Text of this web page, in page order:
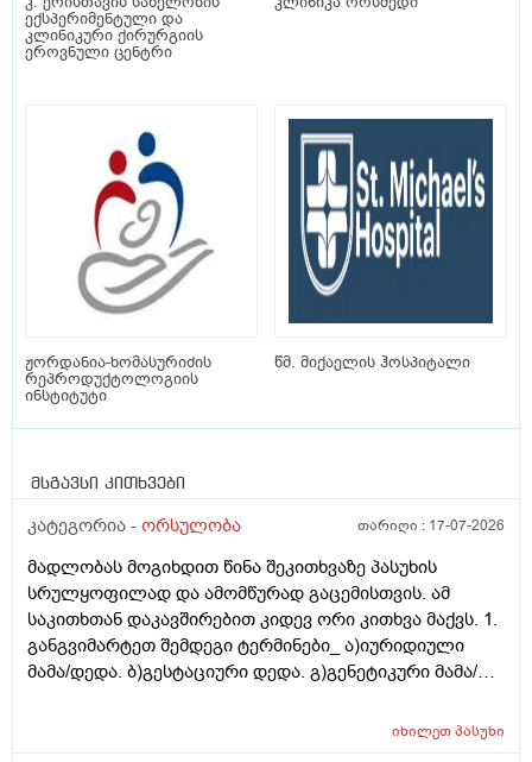
ექსპერიმენტული და
კლინიკური ქირურგიის
ეროვნული ცენტრი
ჟორდანია-ხომასურიძის
რეპროდუქტოლოგიის
ინსტიტუტი
წმ. მიქაელის ჰოსპიტალი
მსგავსი კითხვები
კატეგორია - ორსულობა თარიღი : 17-07-2026
მადლობას მოგიხდით წინა შეკითხვაზე პასუხის
სრულყოფილად და ამომწურად გაცემისთვის. ამ
საკითხთან დაკავშირებით კიდევ ორი კითხვა მაქვს. 1.
განგვიმარტეთ შემდეგი ტერმინები_ ა)იურიდიული
მამა/დედა. ბ)გესტაციური დედა. გ)გენეტიკური მამა/
კიდევ_მსოფლიოს მრავალ ქვეყანაში აქტიურად
იხილეთპასუხი